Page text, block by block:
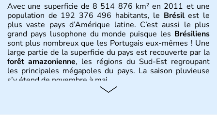
Avec une superficie de 8 514 876 km² en 2011 et une
population de 192 376 496 habitants, le Brésilest le
plus vaste pays d’Amérique latine. C’est aussi le plus
grand pays lusophone du monde puisque les Brésiliens
sont plus nombreux que les Portugais eux-mêmes ! Une
large partie de la superficie du pays est recouverte par la
forêt amazonienne, les régions du Sud-Est regroupant
les principales mégapoles du pays. La saison pluvieuse
s’y étend de novembre à mai.